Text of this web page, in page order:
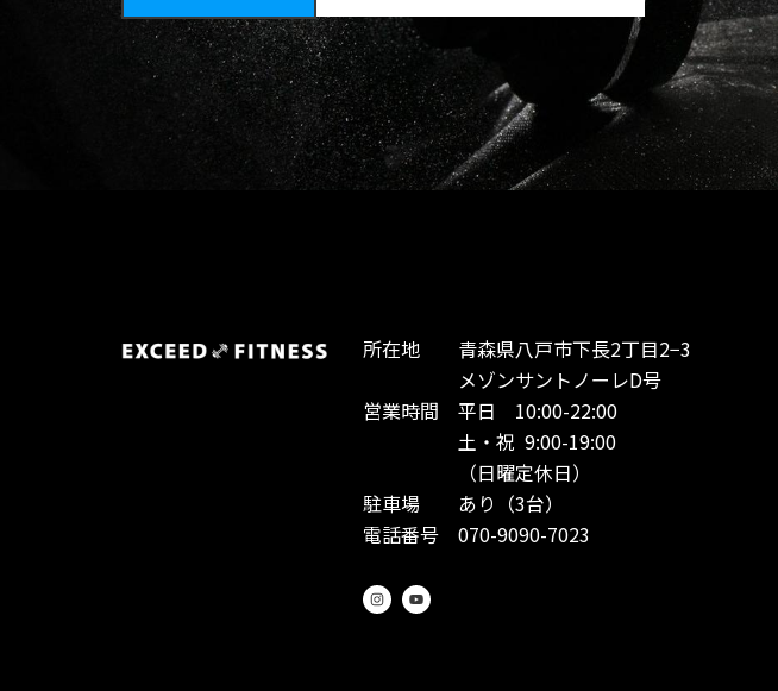
所在地 青森県八戸市下長2丁目2−3
メゾンサントノーレD号
営業時間 平日 10:00-22:00
土・祝 9:00-19:00
（日曜定休日）
駐車場 あり（3台）
電話番号 070-9090-7023
I
n
s
Y
o
u